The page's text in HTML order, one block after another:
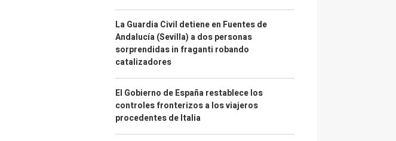
La Guardia Civil detiene en Fuentes de
Andalucía (Sevilla) a dos personas
sorprendidas in fraganti robando
catalizadores
El Gobierno de España restablece los
controles fronterizos a los viajeros
procedentes de Italia